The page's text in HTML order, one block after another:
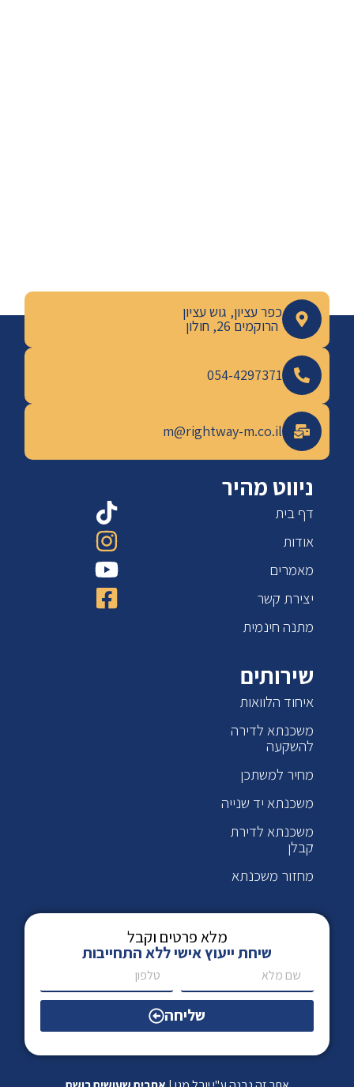
כפר עציון, גוש עציון
הרוקמים 26, חולון
054-4297371
m@rightway-m.co.il
ניווט מהיר
דף בית
אודות
מאמרים
יצירת קשר
מתנה חינמית
שירותים
איחוד הלוואות
משכנתא לדירה
להשקעה
מחיר למשתכן
משכנתא יד שנייה
משכנתא לדירת
קבלן
מחזור משכנתא
מלא פרטים וקבל
שיחת ייעוץ אישי ללא התחייבות
שליחה